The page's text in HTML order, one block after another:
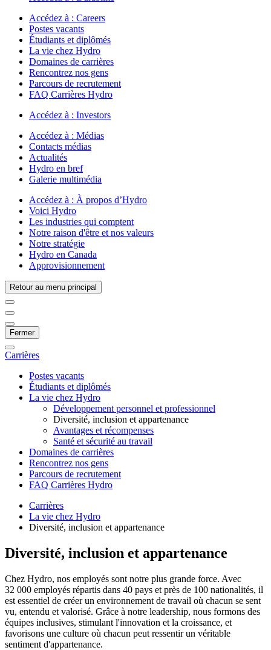
Accédez à : Careers
Postes vacants
Étudiants et diplômés
La vie chez Hydro
Domaines de carrières
Rencontrez nos gens
Parcours de recrutement
FAQ Carrières Hydro
Accédez à : Investors
Accédez à : Médias
Contacts médias
Actualités
Hydro en bref
Galerie multimédia
Accédez à : À propos d’Hydro
Voici Hydro
Les industries qui comptent
Notre raison d'être et nos valeurs
Notre stratégie
Hydro en Canada
Approvisionnement
Retour au menu principal
Fermer
Carrières
Postes vacants
Étudiants et diplômés
La vie chez Hydro
Développement personnel et professionnel
Diversité, inclusion et appartenance
Avantages et récompenses
Santé et sécurité au travail
Domaines de carrières
Rencontrez nos gens
Parcours de recrutement
FAQ Carrières Hydro
Carrières
La vie chez Hydro
Diversité, inclusion et appartenance
Diversité, inclusion et appartenance
Chez Hydro, nos employés sont notre plus grande force. Avec
32 000 employés répartis dans 40 pays et près de 100 nationalités, il
est essentiel de créer un environnement de travail où chacun se sent
vu, entendu et valorisé. Grâce à notre leadership, nous formons des
équipes inclusives, stimulant l'innovation et la croissance, et
favorisons une culture où chacun peut ressentir un véritable
sentiment d'appartenance.